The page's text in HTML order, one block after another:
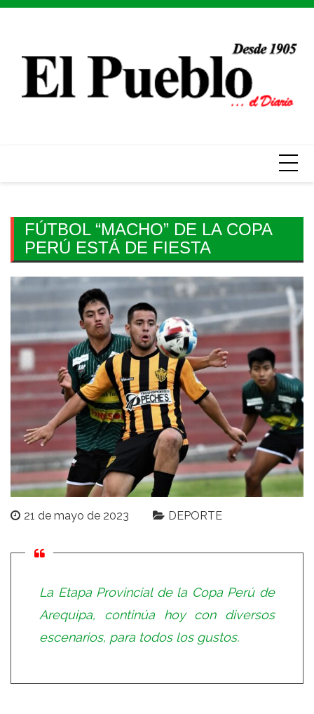
Skip
FÚTBOL “MACHO” DE LA COPA
PERÚ ESTÁ DE FIESTA
21 de mayo de 2023 DEPORTE
La Etapa Provincial de la Copa Perú de
Arequipa, continúa hoy con diversos
escenarios, para todos los gustos.